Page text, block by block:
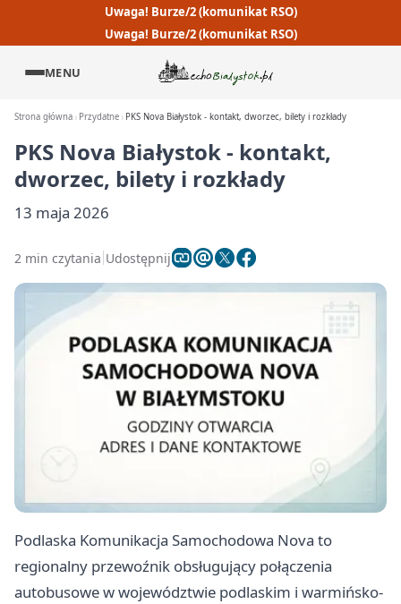
Uwaga! Burze/2 (komunikat RSO)
Uwaga! Burze/2 (komunikat RSO)
MENU
Strona główna Przydatne PKS Nova Białystok - kontakt, dworzec, bilety i rozkłady
PKS Nova Białystok - kontakt,
dworzec, bilety i rozkłady
13 maja 2026
2 min czytania Udostępnij
Podlaska Komunikacja Samochodowa Nova to
regionalny przewoźnik obsługujący połączenia
autobusowe w województwie podlaskim i warmińsko-